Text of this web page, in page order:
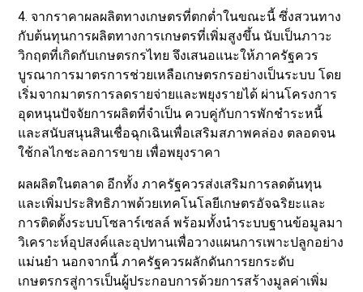
4. จากราคาผลผลิตทางเกษตรที่ตกต่ำในขณะนี้ ซึ่งสวนทาง
กับต้นทุนการผลิตทางการเกษตรที่เพิ่มสูงขึ้น นับเป็นภาวะ
วิกฤตที่เกิดกับเกษตรกรไทย จึงเสนอแนะให้ภาครัฐควร
บูรณาการมาตรการช่วยเหลือเกษตรกรอย่างเป็นระบบ โดย
เริ่มจากมาตรการลดรายจ่ายและพยุงรายได้ ผ่านโครงการ
อุดหนุนปัจจัยการผลิตที่จำเป็น ควบคู่กับการพักชำระหนี้
และสนับสนุนสินเชื่อฉุกเฉินเพื่อเสริมสภาพคล่อง ตลอดจน
ใช้กลไกชะลอการขาย เพื่อพยุงราคา
ผลผลิตในตลาด อีกทั้ง ภาครัฐควรส่งเสริมการลดต้นทุน
และเพิ่มประสิทธิภาพด้วยเทคโนโลยีเกษตรอัจฉริยะและ
การติดตั้งระบบโซลาร์เซลล์ พร้อมทั้งนำระบบฐานข้อมูลมา
วิเคราะห์อุปสงค์และอุปทานเพื่อวางแผนการเพาะปลูกอย่าง
แม่นยำ นอกจากนี้ ภาครัฐควรผลักดันการยกระดับ
เกษตรกรสู่การเป็นผู้ประกอบการด้วยการสร้างมูลค่าเพิ่ม